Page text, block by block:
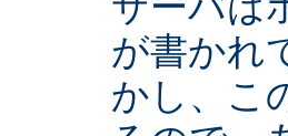
が書かれ
かし、こ